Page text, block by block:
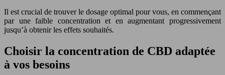
Il est crucial de trouver le dosage optimal pour vous, en commençant
par une faible concentration et en augmentant progressivement
jusqu’à obtenir les effets souhaités.
Choisir la concentration de CBD adaptée
à vos besoins